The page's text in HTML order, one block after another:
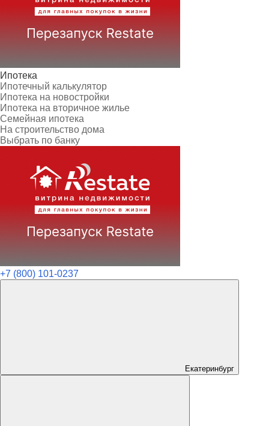
Ипотека
Ипотечный калькулятор
Ипотека на новостройки
Ипотека на вторичное жилье
Семейная ипотека
На строительство дома
Выбрать по банку
+7 (800) 101-0237
Екатеринбург